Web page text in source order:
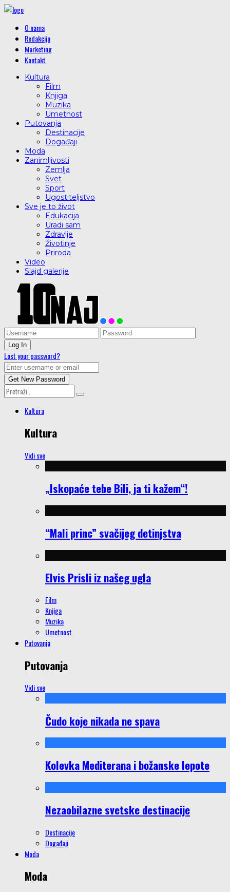
O nama
Redakcija
Marketing
Kontakt
Kultura
Film
Knjiga
Muzika
Umetnost
Putovanja
Destinacije
Događaji
Moda
Zanimljivosti
Zemlja
Svet
Sport
Ugostiteljstvo
Sve je to život
Edukacija
Uradi sam
Zdravlje
Životinje
Priroda
Video
Slajd galerije
Lost your password?
Kultura
Kultura
Vidi sve
„Iskopaće tebe Bili, ja ti kažem“!
“Mali princ” svačijeg detinjstva
Elvis Prisli iz našeg ugla
Film
Knjiga
Muzika
Umetnost
Putovanja
Putovanja
Vidi sve
Čudo koje nikada ne spava
Kolevka Mediterana i božanske lepote
Nezaobilazne svetske destinacije
Destinacije
Događaji
Moda
Moda